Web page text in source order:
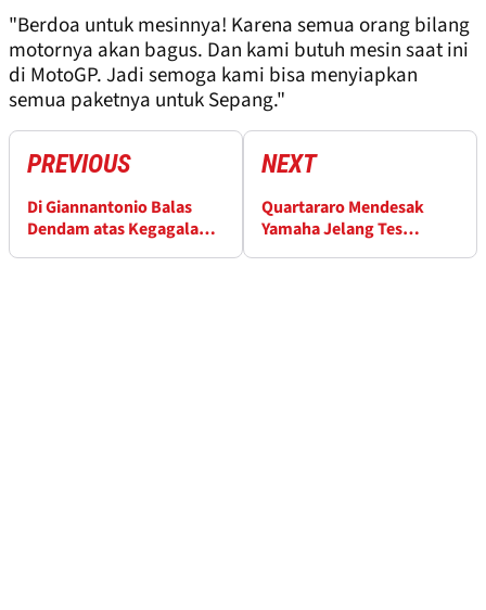
"Berdoa untuk mesinnya! Karena semua orang bilang
motornya akan bagus. Dan kami butuh mesin saat ini
di MotoGP. Jadi semoga kami bisa menyiapkan
semua paketnya untuk Sepang."
PREVIOUS
Di Giannantonio Balas
Dendam atas Kegagalan
NEXT
Quartararo Mendesak
Yamaha Jelang Tes